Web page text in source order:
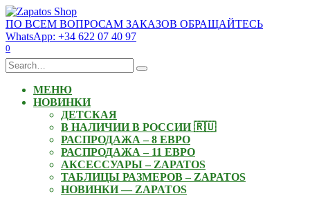
Skip
to
content
ПО ВСЕМ ВОПРОСАМ ЗАКАЗОВ ОБРАЩАЙТЕСЬ
WhatsApp: +34 622 07 40 97
0
Search
for:
МЕНЮ
НОВИНКИ
ДЕТСКАЯ
В НАЛИЧИИ В РОССИИ 🇷🇺
РАСПРОДАЖА – 8 ЕВРО
РАСПРОДАЖА – 11 ЕВРО
АКСЕССУАРЫ – ZAPATOS
ТАБЛИЦЫ РАЗМЕРОВ – ZAPATOS
НОВИНКИ — ZAPATOS